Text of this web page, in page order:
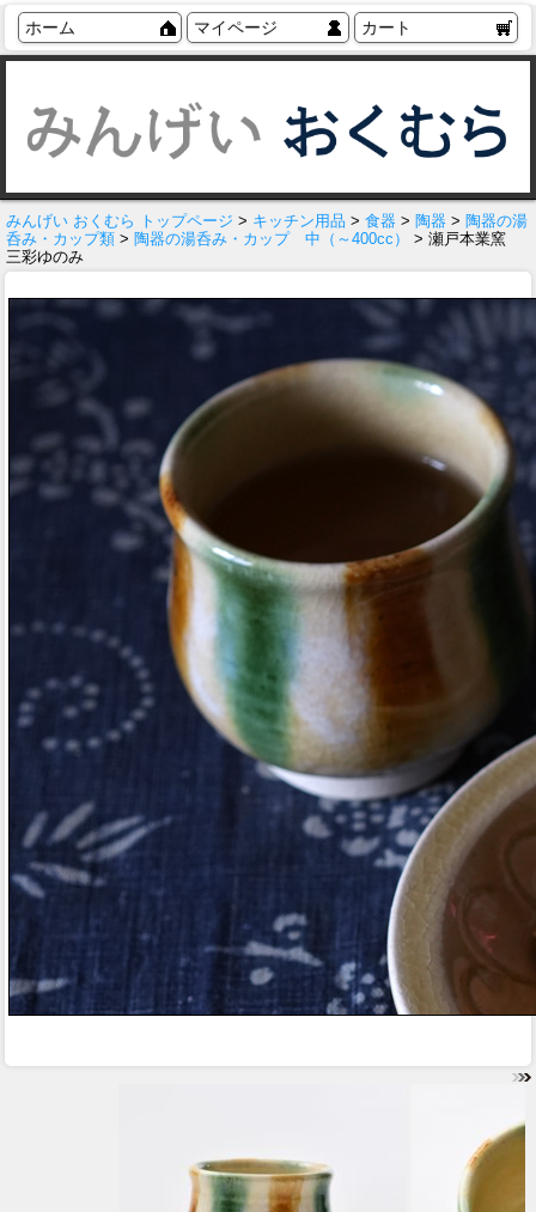
ホーム マイページ カート
みんげい おくむら トップページ > キッチン用品 > 食器 > 陶器 > 陶器の湯
呑み・カップ類 > 陶器の湯呑み・カップ 中（～400cc）
> 瀬戸本業窯
三彩ゆのみ